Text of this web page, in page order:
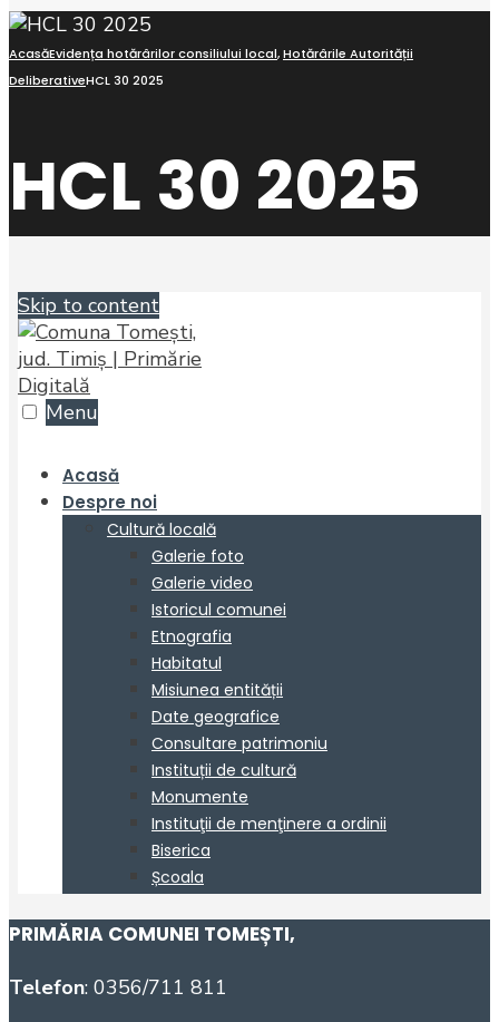
AcasăEvidența hotărârilor consiliului local,Hotărârile Autorității
DeliberativeHCL 30 2025
HCL 30 2025
PRIMĂRIA COMUNEI TOMEȘTI,
Telefon: 0356/711 811